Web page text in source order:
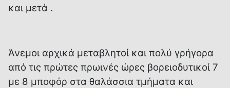
και μετά .
Άνεμοι αρχικά μεταβλητοί και πολύ γρήγορα
από τις πρώτες πρωινές ώρες βορειοδυτικοί 7
με 8 μποφόρ στα θαλάσσια τμήματα και